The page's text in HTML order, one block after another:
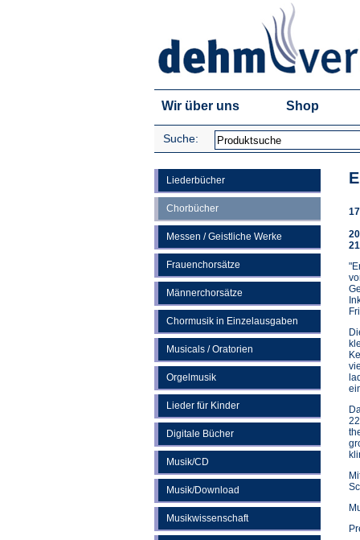
Wir über uns Shop
Suche:
Liederbücher
Chorbücher
Messen / Geistliche Werke
Frauenchorsätze
Männerchorsätze
Chormusik in Einzelausgaben
Musicals / Oratorien
Orgelmusik
Lieder für Kinder
Digitale Bücher
Musik/CD
Musik/Download
Musikwissenschaft